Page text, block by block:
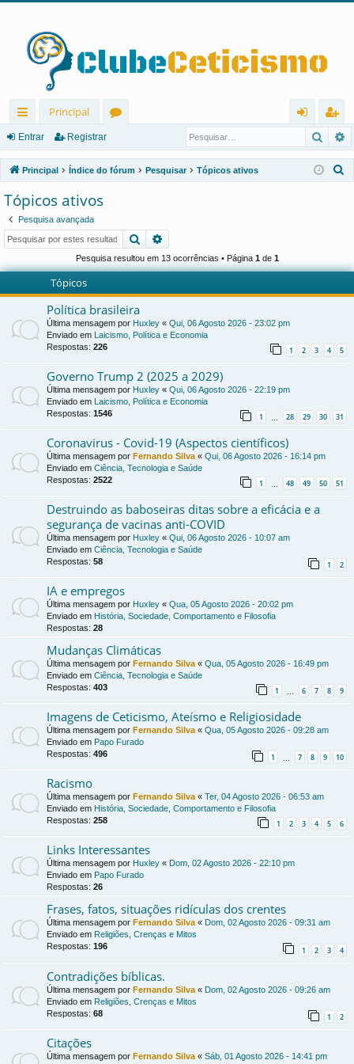
in
ks
rá
pi
d
Principal
u
ns
ra
r
eg
ist
ra
Entrar Registrar
Principal Índice do fórum Pesquisar Tópicos ativos
s
a
Tópicos ativos
Pesquisa avançada
Pesquisar
Pesquisa resultou em 13 ocorrências • Página 1de 1
Tópicos
Política brasileira
Última mensagem por Huxley « Qui, 06 Agosto 2026 - 23:02 pm
Enviado em Laicismo, Política e Economia
Respostas: 226 1 2 3 4 5
Governo Trump 2 (2025 a 2029)
Última mensagem por Huxley « Qui, 06 Agosto 2026 - 22:19 pm
Enviado em Laicismo, Política e Economia
Respostas: 1546 1 28 29 30 31
Coronavirus - Covid-19 (Aspectos científicos)
Última mensagem por Fernando Silva « Qui, 06 Agosto 2026 - 16:14 pm
Enviado em Ciência, Tecnologia e Saúde
Respostas: 2522 1 … 48 49 50 51
Destruindo as baboseiras ditas sobre a eficácia e a
segurança de vacinas anti-COVID
Última mensagem por Huxley « Qui, 06 Agosto 2026 - 10:07 am
Enviado em Ciência, Tecnologia e Saúde
Respostas: 58 1 2
IA e empregos
Última mensagem por Huxley « Qua, 05 Agosto 2026 - 20:02 pm
Enviado em História, Sociedade, Comportamento e Filosofia
Respostas: 28
Mudanças Climáticas
Última mensagem por Fernando Silva « Qua, 05 Agosto 2026 - 16:49 pm
Enviado em Ciência, Tecnologia e Saúde
Respostas: 403 1 … 6 7 8 9
Imagens de Ceticismo, Ateísmo e Religiosidade
Última mensagem por Fernando Silva « Qua, 05 Agosto 2026 - 09:28 am
Enviado em Papo Furado
Respostas: 496 1 … 7 8 9 10
Racismo
Última mensagem por Fernando Silva « Ter, 04 Agosto 2026 - 06:53 am
Enviado em História, Sociedade, Comportamento e Filosofia
Respostas: 258 1 2 3 4 5 6
Links Interessantes
Última mensagem por Huxley « Dom, 02 Agosto 2026 - 22:10 pm
Enviado em Papo Furado
Respostas: 26
Frases, fatos, situações ridículas dos crentes
Última mensagem por Fernando Silva« Dom, 02 Agosto 2026 - 09:31 am
Enviado em Religiões, Crenças e Mitos
Respostas: 196 1 2 3 4
Contradições bíblicas.
Última mensagem por Fernando Silva « Dom, 02 Agosto 2026 - 09:26 am
Enviado em Religiões, Crenças e Mitos
Respostas: 68 1 2
Citações
Última mensagem por Fernando Silva « Sáb, 01 Agosto 2026 - 14:41 pm